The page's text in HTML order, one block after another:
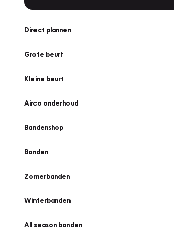
Direct plannen
Grote beurt
Kleine beurt
Airco onderhoud
Bandenshop
Banden
Zomerbanden
Winterbanden
All season banden